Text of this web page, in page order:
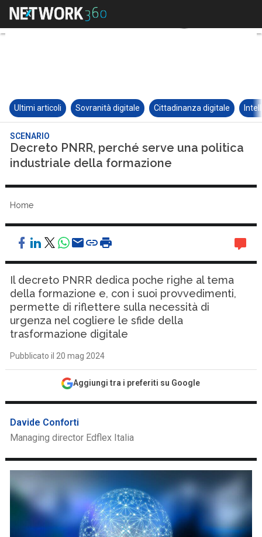
Ultimi articoli Sovranità digitale Cittadinanza digitale
SCENARIO
Decreto PNRR, perché serve una politica
industriale della formazione
Home
Il decreto PNRR dedica poche righe al tema
della formazione e, con i suoi provvedimenti,
permette di riflettere sulla necessità di
urgenza nel cogliere le sfide della
trasformazione digitale
Pubblicato il 20 mag 2024
Aggiungi tra i preferiti su Google
Davide Conforti
Managing director Edflex Italia